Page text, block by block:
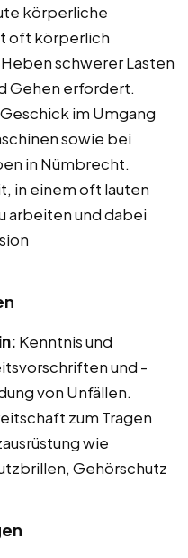
körperliche
oft körperlich
schwerer Lasten
Gehen erfordert.
Geschick im Umgang
sowie bei
in Nümbrecht.
in einem oft lauten
arbeiten und dabei
Kenntnis und
und -
von Unfällen.
zum Tragen
wie
Gehörschutz